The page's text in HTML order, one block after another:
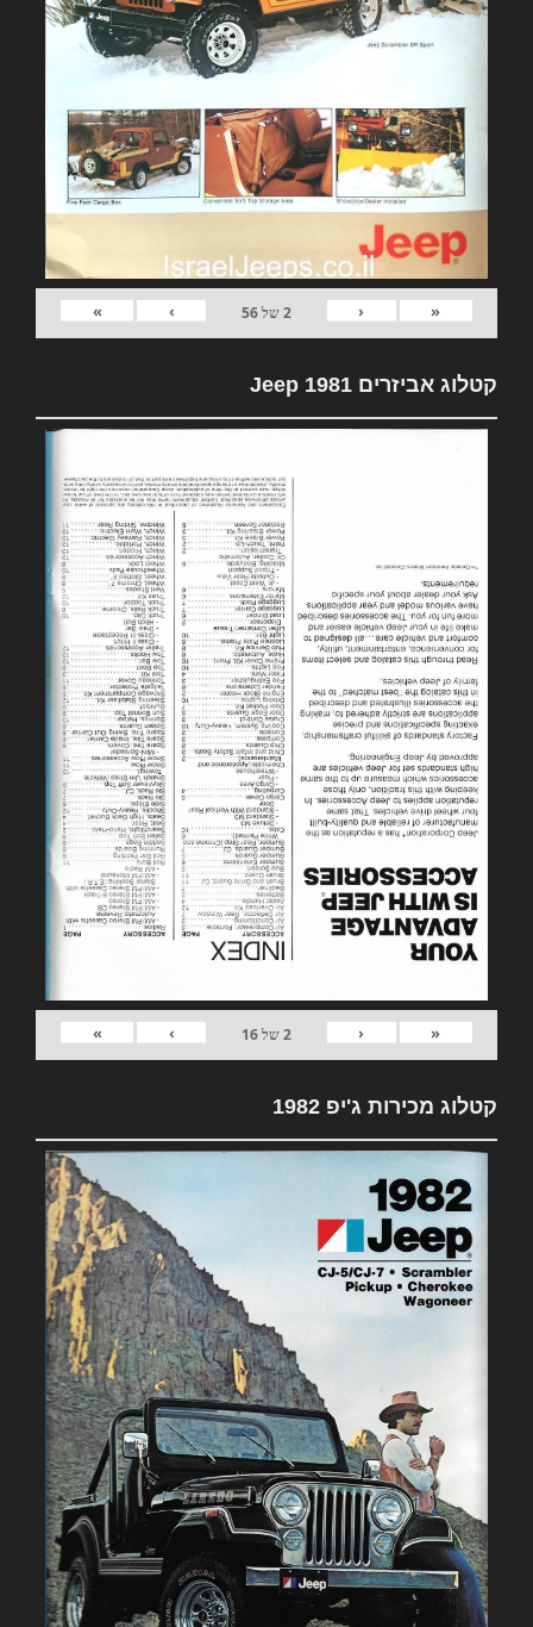
«
‹
2של56
›
»
קטלוג אביזרים 1981 Jeep
«
‹
2של16
›
»
קטלוג מכירות ג'יפ 1982